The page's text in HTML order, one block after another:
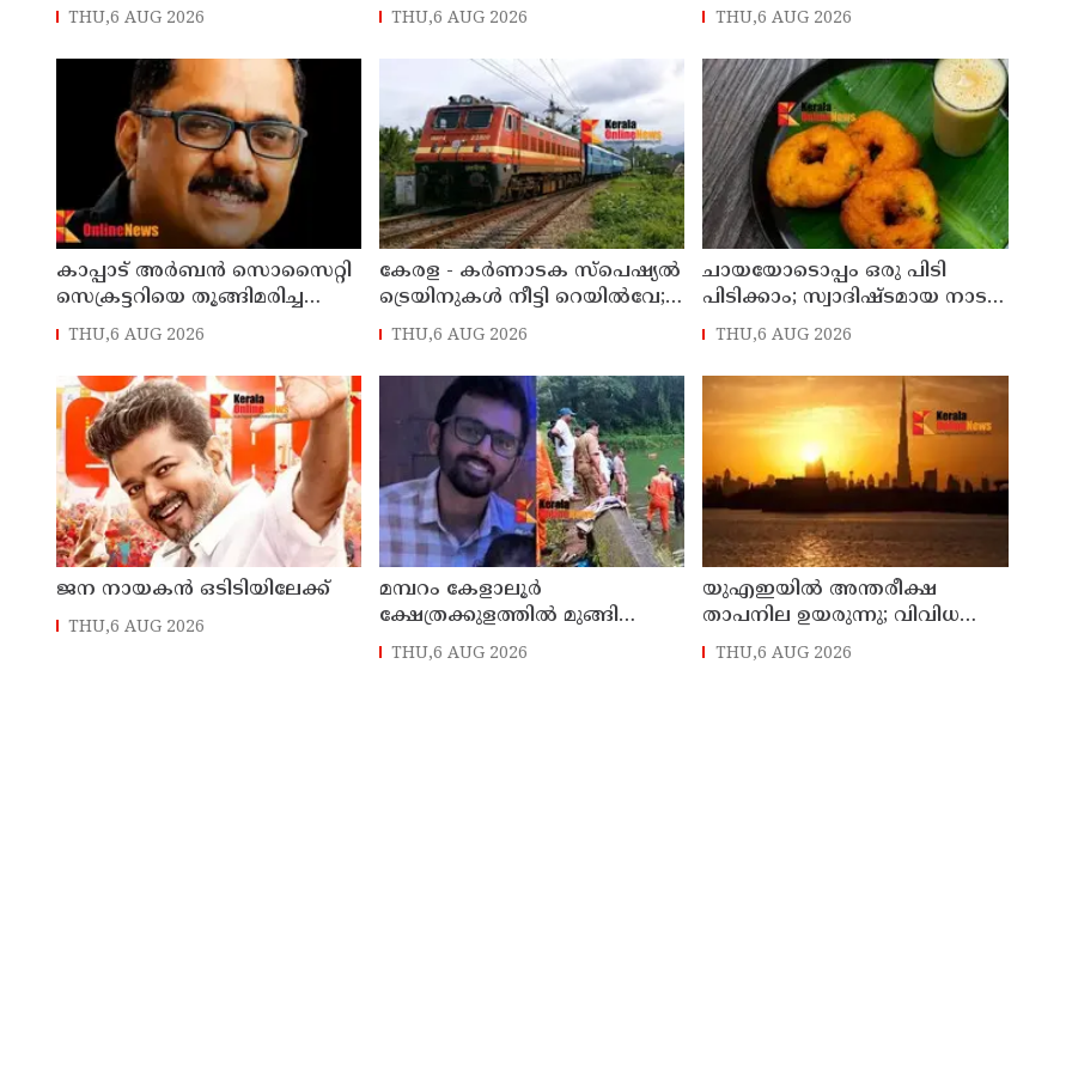
അടിച്ചുതകര്‍ത്തു; കൈ
മുറിഞ്ഞ് രക്തം വാര്‍ന്ന് 49-
കാരന് ദാരുണാന്ത്യം
THU,6 AUG 2026
മുളക് കൊണ്ടാട്ടം
THU,6 AUG 2026
പ്രഖ്യാപിച്ചു
THU,6 AUG 2026
കാപ്പാട് അര്‍ബന്‍ സൊസൈറ്റി
സെക്രട്ടറിയെ തൂങ്ങിമരിച്ച
നിലയില്‍ കണ്ടെത്തി
THU,6 AUG 2026
കേരള - കര്‍ണാടക സ്പെഷ്യല്‍
ട്രെയിനുകള്‍ നീട്ടി റെയില്‍വേ;
റിസര്‍വേഷൻ ആരംഭിച്ചു
THU,6 AUG 2026
ചായയോടൊപ്പം ഒരു പിടി
പിടിക്കാം; സ്വാദിഷ്ടമായ നാടൻ
ഉഴുന്നുവട
THU,6 AUG 2026
ജന നായകന്‍ ഒടിടിയിലേക്ക്
THU,6 AUG 2026
മമ്പറം കേളാലൂർ
ക്ഷേത്രക്കുളത്തിൽ മുങ്ങി
മരിച്ചയാളെ തിരിച്ചറിഞ്ഞു
THU,6 AUG 2026
യുഎഇയില്‍ അന്തരീക്ഷ
താപനില ഉയരുന്നു; വിവിധ
ഭാഗങ്ങളില്‍ 50 ഡിഗ്രിക്ക്
മുകളില്‍ ചൂട്
THU,6 AUG 2026